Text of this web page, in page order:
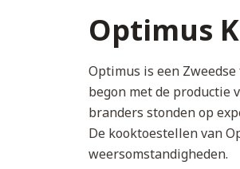
Optimus
Optimus is een
begon met de productie
branders stonden op
De kooktoestellen van
weersomstandigheden.